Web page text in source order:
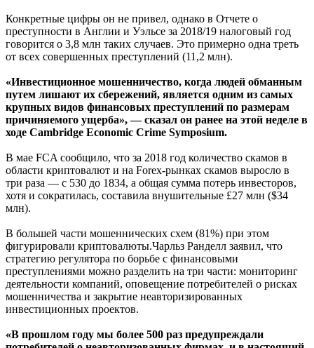
Конкретные цифры он не привел, однако в Отчете о
преступности в Англии и Уэльсе за 2018/19 налоговый год
говорится о 3,8 млн таких случаев. Это примерно одна треть
от всех совершенных преступлений (11,2 млн).
«Инвестиционное мошенничество, когда людей обманным
путем лишают их сбережений, является одним из самых
крупных видов финансовых преступлений по размерам
причиняемого ущерба», — сказал он ранее на этой неделе в
ходе Cambridge Economic Crime Symposium.
В мае FCA сообщило, что за 2018 год количество скамов в
области криптовалют и на Forex-рынках скамов выросло в
три раза — с 530 до 1834, а общая сумма потерь инвесторов,
хотя и сократилась, составила внушительные £27 млн ($34
млн).
В большей части мошеннических схем (81%) при этом
фигурировали криптовалюты.Чарльз Ранделл заявил, что
стратегию регулятора по борьбе с финансовыми
преступлениями можно разделить на три части: мониторинг
деятельности компаний, оповещение потребителей о рисках
мошенничества и закрытие неавторизированных
инвестиционных проектов.
«В прошлом году мы более 500 раз предупреждали